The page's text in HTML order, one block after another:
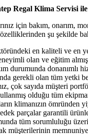
Regal Klima Servisi ile
için bakım, onarım,
şu şekilde
en kaliteli ve en
olan ve eğitim
durumunda donanımlı
gerekli olan tüm yetki
çok sayıda müşteri
olduğu tüm
klimanızın ömründen
parçalar garantili
tüm sorumluluğu
müşterilerinin